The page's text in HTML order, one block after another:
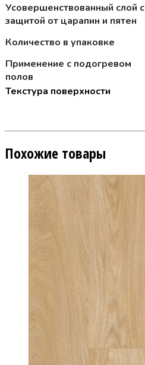
Усовершенствованный слой с
защитой от царапин и пятен
Количество в упаковке
Применение с подогревом
полов
Текстура поверхности
Похожие товары